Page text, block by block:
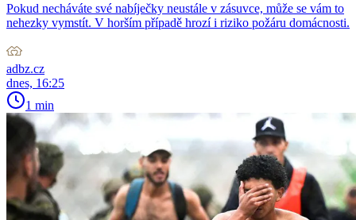
Pokud necháváte své nabíječky neustále v zásuvce, může se vám to
nehezky vymstít. V horším případě hrozí i riziko požáru domácnosti.
adbz.cz
dnes, 16:25
1 min